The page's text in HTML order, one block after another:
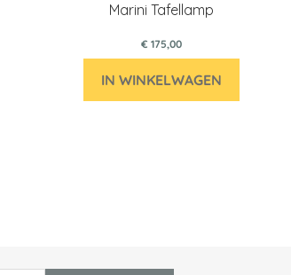
Marini Tafellamp
€ 175,00
IN WINKELWAGEN